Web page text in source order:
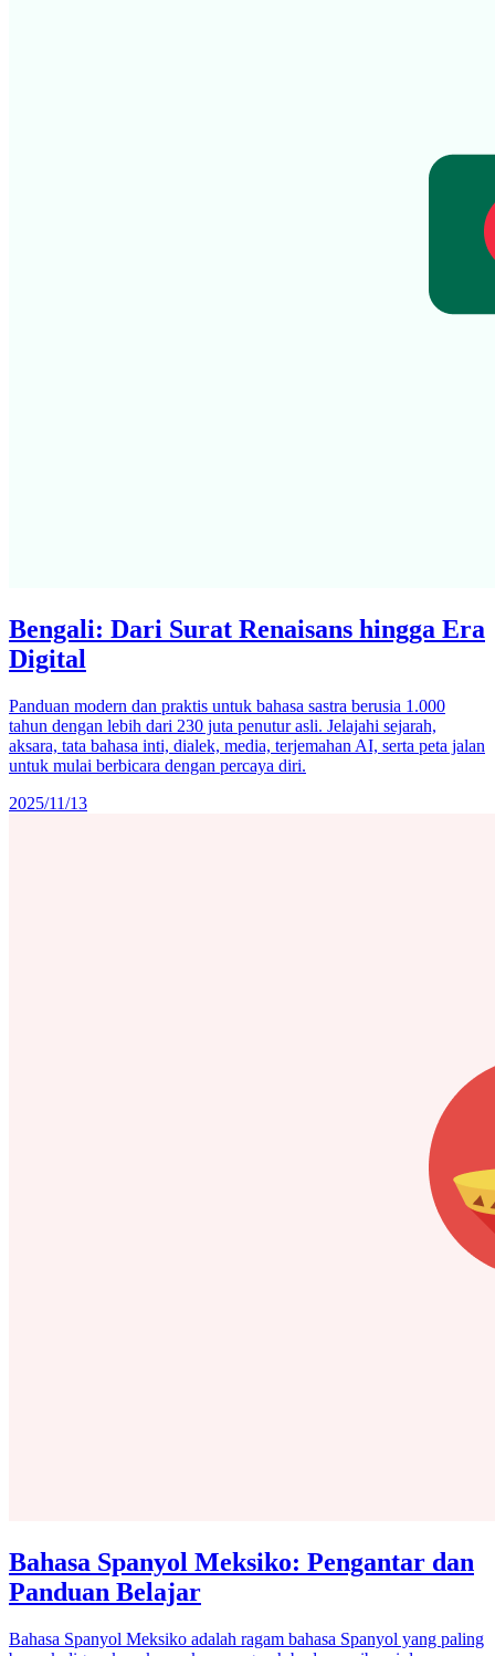
Bengali: Dari Surat Renaisans hingga Era
Digital
Panduan modern dan praktis untuk bahasa sastra berusia 1.000
tahun dengan lebih dari 230 juta penutur asli. Jelajahi sejarah,
aksara, tata bahasa inti, dialek, media, terjemahan AI, serta peta jalan
untuk mulai berbicara dengan percaya diri.
2025/11/13
Bahasa Spanyol Meksiko: Pengantar dan
Panduan Belajar
Bahasa Spanyol Meksiko adalah ragam bahasa Spanyol yang paling